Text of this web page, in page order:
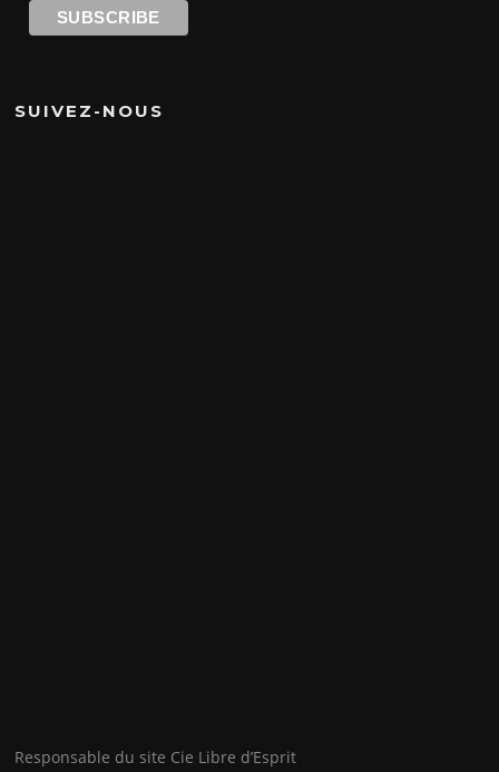
SUIVEZ-NOUS
Responsable du site Cie Libre d’Esprit